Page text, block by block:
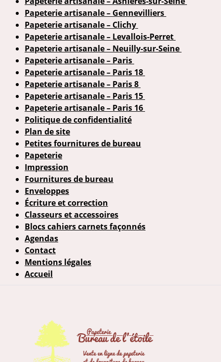
Papeterie artisanale – Gennevilliers
Papeterie artisanale – Clichy
Papeterie artisanale – Levallois-Perret
Papeterie artisanale – Neuilly-sur-Seine
Papeterie artisanale – Paris
Papeterie artisanale – Paris 18
Papeterie artisanale – Paris 8
Papeterie artisanale – Paris 15
Papeterie artisanale – Paris 16
Politique de confidentialité
Plan de site
Petites fournitures de bureau
Papeterie
Impression
Fournitures de bureau
Enveloppes
Écriture et correction
Classeurs et accessoires
Blocs cahiers carnets façonnés
Agendas
Contact
Mentions légales
Accueil